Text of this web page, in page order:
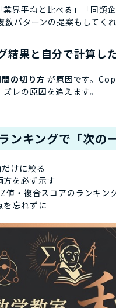
業界平均と比べる」「同類
数パターンの提案もしてく
果と自分で計算し
の切り方 が原因です。
レの原因を追えます。
ンキングで「次の
けに絞る
方を必ず示す
・複合スコアのランキン
を忘れずに